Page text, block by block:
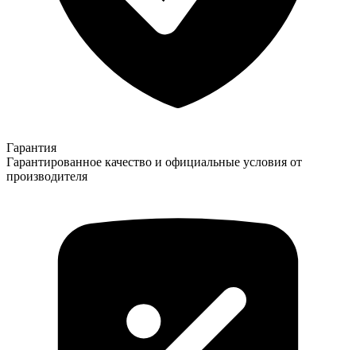
Гарантия
Гарантированное качество и официальные условия от
производителя